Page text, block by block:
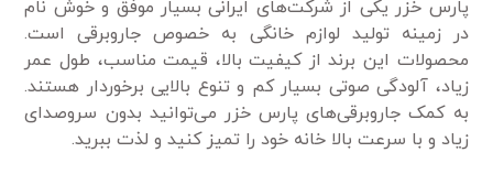
پارس خزر یکی از شرکت‌های ایرانی بسیار موفق و خوش نام
در زمینه تولید لوازم خانگی به خصوص جاروبرقی است.
محصولات این برند از کیفیت بالا، قیمت مناسب، طول عمر
زیاد، آلودگی صوتی بسیار کم و تنوع بالایی برخوردار هستند.
به کمک جاروبرقی‌های پارس خزر می‌توانید بدون سروصدای
زیاد و با سرعت بالا خانه خود را تمیز کنید و لذت ببرید.